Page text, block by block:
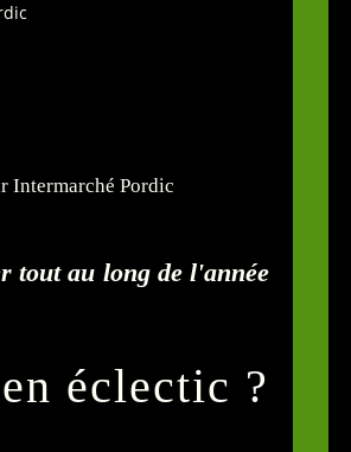
tout au long de l'année
éclectic ?